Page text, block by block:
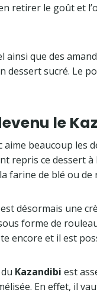
retirer le goût et
ainsi que des
dessert sucré. Le
le
aime beaucoup les
repris ce dessert
farine de blé ou de
est désormais une
forme de
encore et il est
Kazandibi est
En effet, il